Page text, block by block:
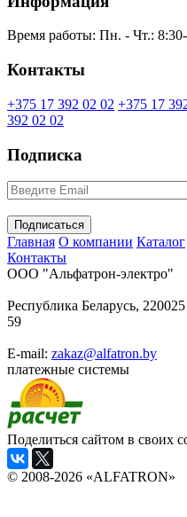
Время работы: Пн. - Чт.:
Контакты
+375 17 392 02 02 +375 17
392 02 02
Подписка
Главная О компании Каталог
Контакты
ООО "Альфатрон-электро"
Республика Беларусь,
59
E-mail: zakaz@alfatron.by
платежные системы
Поделиться сайтом в своих
© 2008-2026 «ALFATRON»